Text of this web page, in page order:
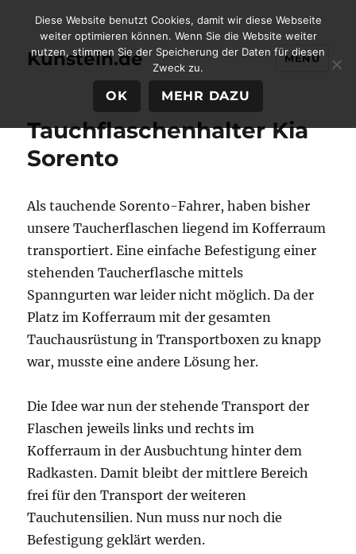
Kunstein.de MENÜ
Tauchflaschenhalter Kia
Sorento
Als tauchende Sorento-Fahrer, haben bisher
unsere Taucherflaschen liegend im Kofferraum
transportiert. Eine einfache Befestigung einer
stehenden Taucherflasche mittels
Spanngurten war leider nicht möglich. Da der
Platz im Kofferraum mit der gesamten
Tauchausrüstung in Transportboxen zu knapp
war, musste eine andere Lösung her.
Die Idee war nun der stehende Transport der
Flaschen jeweils links und rechts im
Kofferraum in der Ausbuchtung hinter dem
Radkasten. Damit bleibt der mittlere Bereich
frei für den Transport der weiteren
Tauchutensilien. Nun muss nur noch die
Befestigung geklärt werden.
Diese Website benutzt Cookies, damit wir diese Webseite
weiter optimieren können. Wenn Sie die Website weiter
nutzen, stimmen Sie der Speicherung der Daten für diesen
Zweck zu.
OK MEHR DAZU